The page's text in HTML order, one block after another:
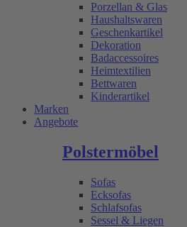
Porzellan & Glas
Haushaltswaren
Geschenkartikel
Dekoration
Badaccessoires
Heimtextilien
Bettwaren
Kinderartikel
Marken
Angebote
Polstermöbel
Sofas
Ecksofas
Schlafsofas
Sessel & Liegen